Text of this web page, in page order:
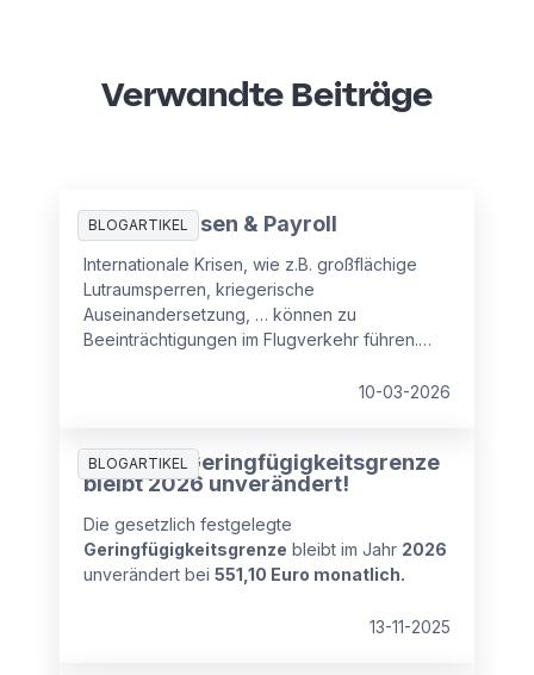
Verwandte Beiträge
BLOGARTIKEL
Globale Krisen & Payroll
Internationale Krisen, wie z.B. großflächige
Lutraumsperren, kriegerische
Auseinandersetzung, … können zu
Beeinträchtigungen im Flugverkehr führen.
oder langfristige Sperren von Flugrouten
personalverrechnungsrechtlicher Sicht stellt
sich daher die Frage wie sieht es in einem
solchen Fall im Zusammenhang mit der
Entgeltfortzahlung aus,
10-03-2026
BLOGARTIKEL
Achtung: Geringfügigkeitsgrenze
bleibt 2026 unverändert!
Die gesetzlich festgelegte
Geringfügigkeitsgrenze bleibt im Jahr 2026
unverändert bei 551,10 Euro monatlich.
13-11-2025